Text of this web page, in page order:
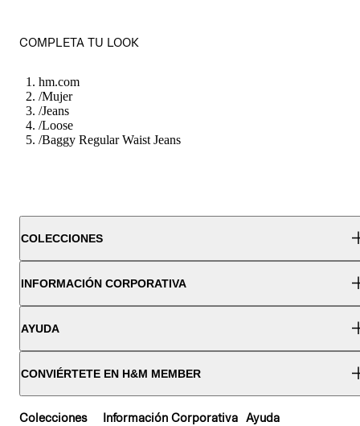
COMPLETA TU LOOK
hm.com
/Mujer
/Jeans
/Loose
/Baggy Regular Waist Jeans
COLECCIONES
INFORMACIÓN CORPORATIVA
AYUDA
CONVIÉRTETE EN H&M MEMBER
Colecciones Información Corporativa Ayuda